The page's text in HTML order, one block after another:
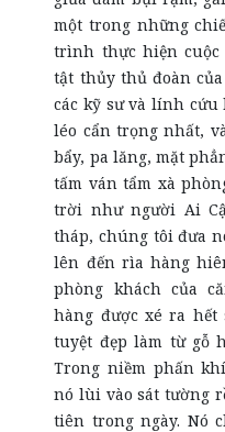
một trong những
trình thực hiện cuộc
tật thủy thủ đoàn
các kỹ sư và lính cứu
léo cẩn trọng nhất,
bẩy, pa lăng, mặt
tấm ván tẩm xà
trời như người Ai
tháp, chúng tôi đưa
lên đến rìa hàng
phòng khách của
hàng được xé ra hết
tuyệt đẹp làm từ gỗ
Trong niềm phấn
nó lùi vào sát tường
tiên trong ngày. Nó